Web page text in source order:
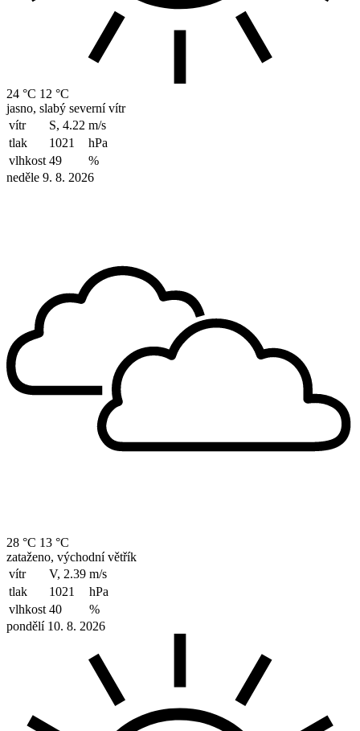
24 °C 12 °C
jasno, slabý severní vítr
vítr
S, 4.22 m/s
tlak
1021
hPa
vlhkost 49
%
neděle 9. 8. 2026
28 °C 13 °C
zataženo, východní větřík
vítr
V, 2.39 m/s
tlak
1021
hPa
vlhkost 40
%
pondělí 10. 8. 2026